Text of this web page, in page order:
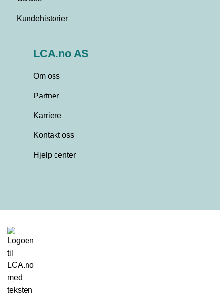
Kundehistorier
LCA.no AS
Om oss
Partner
Karriere
Kontakt oss
Hjelp center